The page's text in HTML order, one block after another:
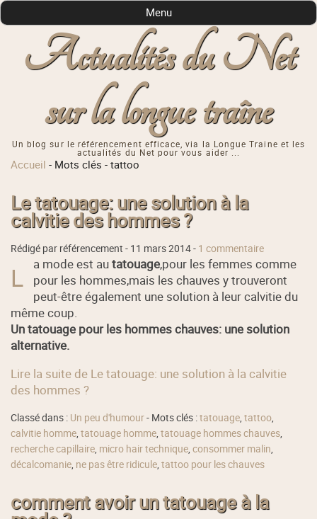
Actualités du Net
sur la longue traîne
Un blog sur le référencement efficace, via la Longue Traine et les
actualités du Net pour vous aider ...
Menu
Accueil - Mots clés -tattoo
Le tatouage: une solution à la
calvitie des hommes ?
Rédigé par référencement - 11 mars 2014- 1 commentaire
L a mode est autatouage,pour les femmes comme
pour les hommes,mais les chauves y trouveront
peut-être également une solution à leur calvitie du
même coup.
Un tatouage pour les hommes chauves: une solution
alternative.
Lire la suite de Le tatouage: une solution à la calvitie
des hommes ?
Classé dans : Un peu d'humour- Mots clés :tatouage,tattoo,
calvitie homme,tatouage homme,tatouage hommes chauves,
recherche capillaire, micro hair technique,consommer malin,
décalcomanie, ne pas être ridicule,tattoo pour les chauves
comment avoir un tatouage à la